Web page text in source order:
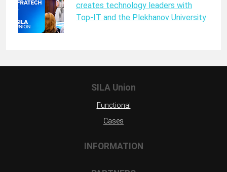
creates technology leaders with
Top-IT and the Plekhanov University
SILA Union
Functional
Cases
INFORMATION